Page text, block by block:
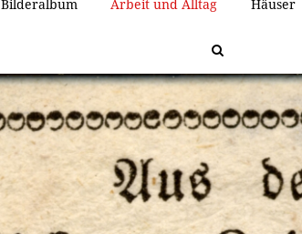
Bilderalbum Arbeit und Alltag Häuser